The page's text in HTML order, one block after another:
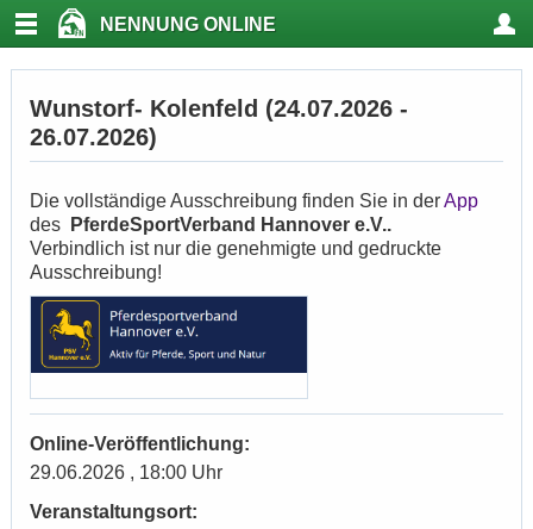
NENNUNG ONLINE
Wunstorf- Kolenfeld (24.07.2026 -
26.07.2026)
Die vollständige Ausschreibung finden Sie in derApp
des
PferdeSportVerband Hannover e.V..
Verbindlich ist nur die genehmigte und gedruckte
Ausschreibung!
Online-Veröffentlichung:
29.06.2026 , 18:00 Uhr
Veranstaltungsort: